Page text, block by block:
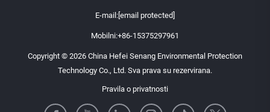
E-mail: [email protected]
Mobilni:+86-15375297961
Copyright © 2026 China Hefei Senang Environmental Protection
Technology Co., Ltd. Sva prava su rezervirana.
Pravila o privatnosti